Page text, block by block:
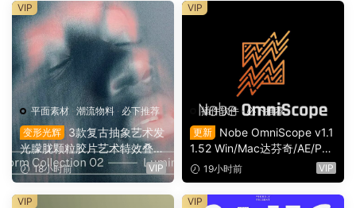
平面素材 · 潮流物料 · 必下推荐
变形光辉
3款复古抽象艺术发
光朦胧颗粒胶片艺术特效叠加
PSD特效样机组合 Orbyt Stu
dio – Transform Collection 0
2 – Luminous（16162）
18小时前 VIP
VIP
插件软件 ·必下推荐
更新
Nobe OmniScope v1.1
1.52 Win/Mac达芬奇/AE/PR/
OFX视频调色万能示波器插件
（9753）
19小时前 VIP
VIP
VIP VIP